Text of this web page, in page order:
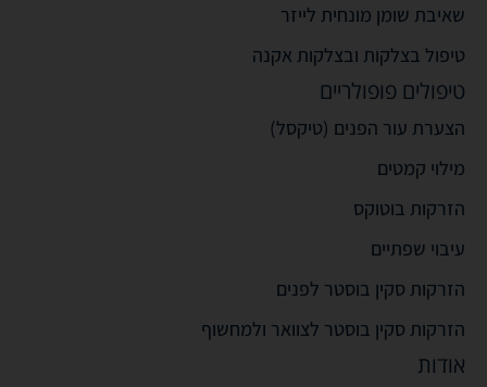
שאיבת שומן מונחית לייזר
טיפול בצלקות ובצלקות אקנה
טיפולים פופולריים
הצערת עור הפנים (טיקסל)
מילוי קמטים
הזרקות בוטוקס
עיבוי שפתיים
הזרקות סקין בוסטר לפנים
הזרקות סקין בוסטר לצוואר ולמחשוף
אודות